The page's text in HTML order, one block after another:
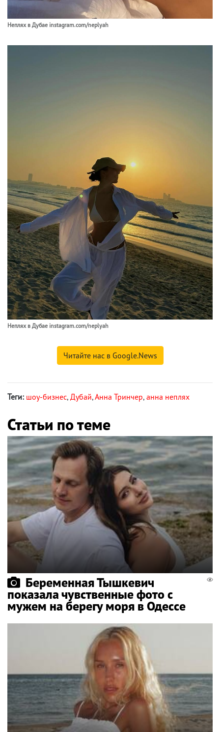
Неплях в Дубае instagram.com/neplyah
Неплях в Дубае instagram.com/neplyah
Читайте нас в Google.News
Теги: шоу-бизнес, Дубай,Анна Тринчер, анна неплях
Статьи по теме
Беременная Тышкевич
показала чувственные фото с
мужем на берегу моря в Одессе